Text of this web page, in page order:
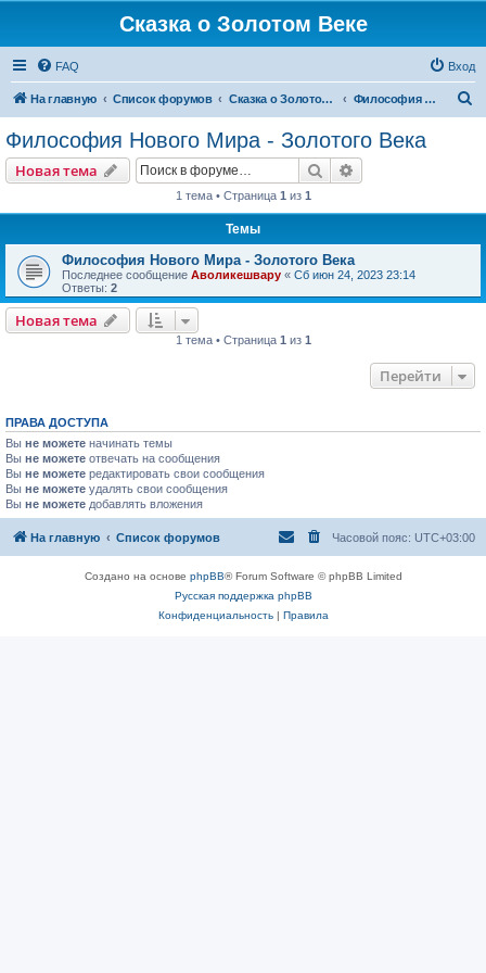
Сказка о Золотом Веке
FAQ Вход
На главную Список форумов Сказка о Золотом Веке Философия Нового Мира - Золотого Века
Философия Нового Мира - Золотого Века
Новая тема Поиск
1 тема • Страница 1 из 1
Темы
Философия Нового Мира - Золотого Века
Последнее сообщение Аволикешвару « Сб июн 24, 2023 23:14
Ответы: 2
Новая тема
1 тема • Страница 1 из 1
Перейти
ПРАВА ДОСТУПА
Вы не можете начинать темы
Вы не можете отвечать на сообщения
Вы не можете редактировать свои сообщения
Вы не можете удалять свои сообщения
Вы не можете добавлять вложения
На главную Список форумов Часовой пояс: UTC+03:00
Создано на основе phpBB® Forum Software © phpBB Limited
Русская поддержка phpBB
Конфиденциальность| Правила